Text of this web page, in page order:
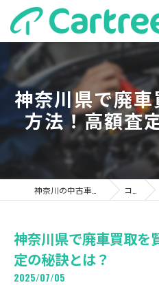
神奈川県で廃
方法！高額査
コラム
神奈川県で廃車買取を
定の秘訣とは？
2025/07/05